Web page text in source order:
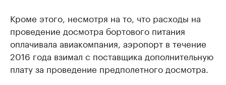
Кроме этого, несмотря на то, что расходы на
проведение досмотра бортового питания
оплачивала авиакомпания, аэропорт в течение
2016 года взимал с поставщика дополнительную
плату за проведение предполетного досмотра.